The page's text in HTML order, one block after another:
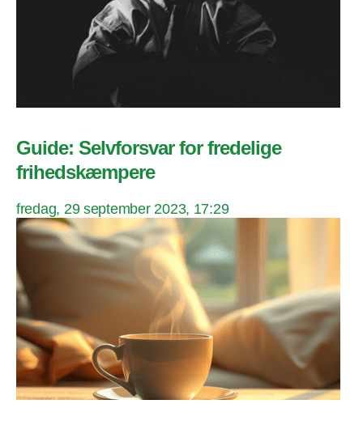
Guide: Selvforsvar for fredelige
frihedskæmpere
fredag, 29 september 2023, 17:29